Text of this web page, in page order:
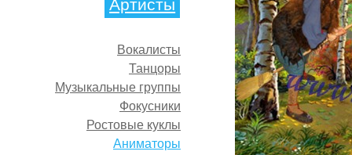
Артисты
Вокалисты
Танцоры
Музыкальные группы
Фокусники
Ростовые куклы
Аниматоры